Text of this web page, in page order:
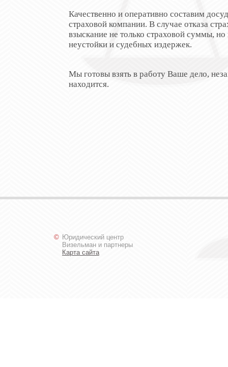
Качественно и оперативно составим
страховой компании. В случае отказа
взыскание не только страховой суммы,
неустойки и судебных издержек.
Мы готовы взять в работу Ваше дело,
находится.
© Юридический центр
Визельман и партнеры
Карта сайта